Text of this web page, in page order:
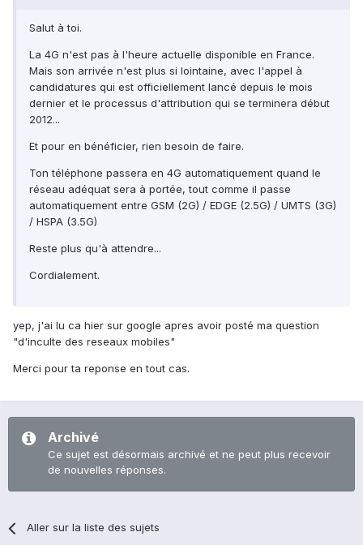
Salut à toi.
La 4G n'est pas à l'heure actuelle disponible en France.
Mais son arrivée n'est plus si lointaine, avec l'appel à
candidatures qui est officiellement lancé depuis le mois
dernier et le processus d'attribution qui se terminera début
2012...
Et pour en bénéficier, rien besoin de faire.
Ton téléphone passera en 4G automatiquement quand le
réseau adéquat sera à portée, tout comme il passe
automatiquement entre GSM (2G) / EDGE (2.5G) / UMTS (3G)
/ HSPA (3.5G)
Reste plus qu'à attendre...
Cordialement.
yep, j'ai lu ca hier sur google apres avoir posté ma question
"d'inculte des reseaux mobiles"
Merci pour ta reponse en tout cas.
Archivé
Ce sujet est désormais archivé et ne peut plus recevoir
de nouvelles réponses.
Aller sur la liste des sujets